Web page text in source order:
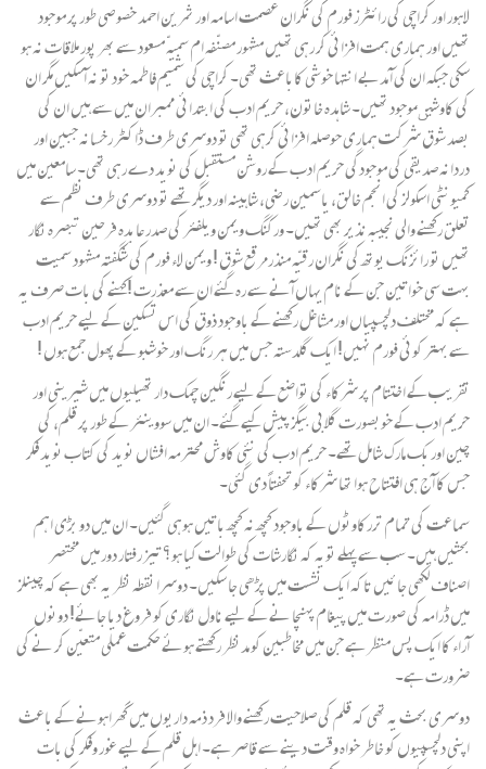
لاہور اور کراچی کی رائٹرز فورم کی نگران عصمت اسامہ اور ثمرین احمد خصوصی طور پر موجود
تھیں اور ہماری ہمت افزائی کر رہی تھیں مشہور مصنّفہ ام سمیہّ مسعود سے بھر پور ملاقات نہ ہو
سکی جبکہ ان کی آ مدبے انتہا خوشی کاباعث تھی۔ کراچی کی شمیم فاطمہ خود تو نہ آسکیں مگر ان
کی کاوشیںموجود تھیں۔ شاہدہ خاتون، حریم ادب کی ابتدائی ممبران میں سے ہیں ان کی
بصد شوق شرکت ہماری حوصلہ افزائی کرہی تھی تو دوسری طرف ڈاکٹر رخسانہ جبین اور
دردانہ صدیقی کی موجودگی حریم ادب کے روشن مستقبل کی نوید دے رہی تھی۔ سامعین میں
کمیونٹی اسکولز کی انجم خالق، یاسمین رضی، شاہینہ اور دیگر تھے تو دوسری طرف نظم سے
تعلق رکھنے والی نجیبہ نذیر بھی تھیں۔ ورکنگ ویمن ویلفئر کی صدر عابدہ فرحین تبصرہ نگار
تھیں تو رائزنگ یوتھ کی نگران رقیّہ منذرمرقع شوق ! ویمن لاء فورم کی شگفتہ مشہود سمیت
بہت سی خواتین جن کے نام یہاں آنے سے رہ گئے ان سے معذرت !کہنے کی بات صرف یہ
ہے کہ مختلف دلچسپیاں اور مشاغل رکھنے کے باوجود ذوق کی اس تسکین کے لیے حریم ادب
سے بہتر کوئی فورم نہیں! ایک گلدستہ جس میں ہر رنگ اور خوشبو کے پھول جمع ہوں !
تقریب کے اختتام پر شرکاء کی تواضع کے لیے رنگین چمک دار تھیلیوں میں شیرینی اور
حریم ادب کے خوبصورت گلابی بیگز پیش کیے گئے۔ ان میں سووینئر کے طور پر قلم، کی
چین اور بک مارک شامل تھے۔ حریم ادب کی نئی کاوش محترمہ افشاں نوید کی کتاب نوید فکر
جس کا آج ہی افتتاح ہوا تھا شرکاء کو تحفتاً دی گئی۔
سماعت کی تمام تررکاوٹوں کے باوجود کچھ نہ کچھ باتیں ہوہی گئیں۔ ان میں دو بڑی اہم
بحثیں ہیں۔ سب سے پہلے تویہ کہ نگارشات کی طوالت کیا ہو؟ تیز رفتار دور میں مختصر
اصناف لکھی جا ئیں تاکہ ایک نشست میں پڑھی جا سکیں۔ دوسرا نقطہ نظر یہ بھی ہے کہ چینلز
میں ڈرامہ کی صورت میں پیغام پہنچا نے کے لیے ناول نگاری کو فروغ دیا جائے! دونوں
آراء کا ایک پس منظر ہے جن میں مخاطبین کو مدنظر رکھتے ہوئے حکمت عملی متعیّن کر نے کی
ضرورت ہے۔
دوسری بحث یہ تھی کہ قلم کی صلاحیت رکھنے والا فرد ذمہ داریوں میں گھراہونے کے باعث
اپنی دلچسپیوں کو خاطر خواہ وقت دینے سے قاصر ہے۔ اہل قلم کے لیے غور وفکر کی بات